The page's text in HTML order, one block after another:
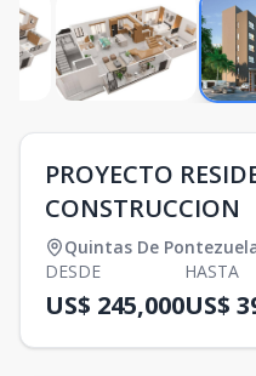
PROYECTO
CONSTRUCCION
Quintas De
DESDE
US$ 245,000
HASTA
US$